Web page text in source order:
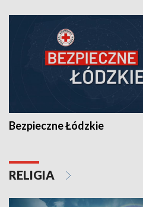
Bezpieczne Łódzkie
RELIGIA